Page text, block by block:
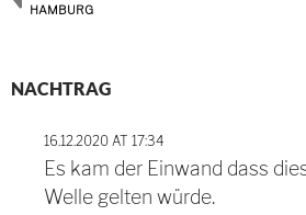
HAMBURG
Post
navigation
NACHTRAG
16.12.2020 AT 17:34
Es kam der Einwand dass
Welle gelten würde.